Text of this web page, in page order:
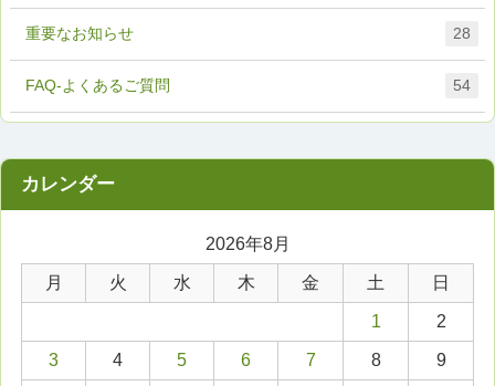
FAQ-よくあるご質問 54
重要なお知らせ 28
2026年8月
月 火 水 木 金 土 日
1 2
3 4 5 6 7 8 9